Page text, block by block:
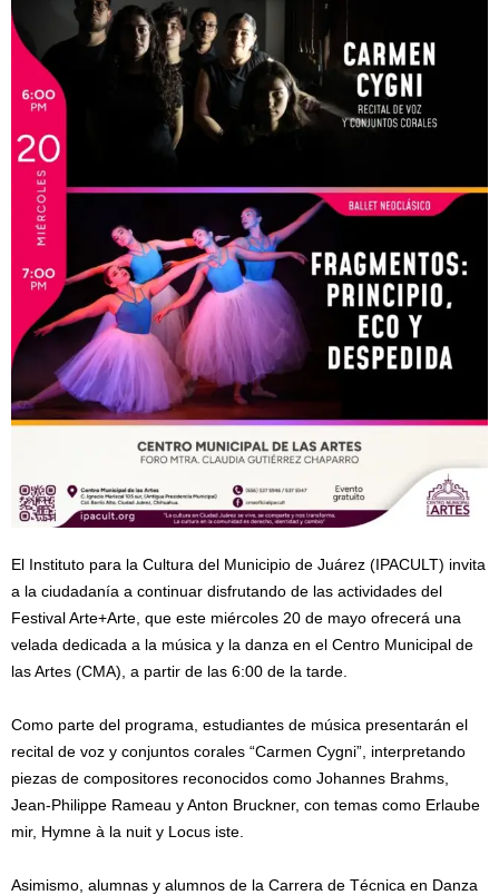
El Instituto para la Cultura del Municipio de Juárez (IPACULT) invita
a la ciudadanía a continuar disfrutando de las actividades del
Festival Arte+Arte, que este miércoles 20 de mayo ofrecerá una
velada dedicada a la música y la danza en el Centro Municipal de
las Artes (CMA), a partir de las 6:00 de la tarde.
Como parte del programa, estudiantes de música presentarán el
recital de voz y conjuntos corales “Carmen Cygni”, interpretando
piezas de compositores reconocidos como Johannes Brahms,
Jean-Philippe Rameau y Anton Bruckner, con temas como Erlaube
mir, Hymne à la nuit y Locus iste.
Asimismo, alumnas y alumnos de la Carrera de Técnica en Danza